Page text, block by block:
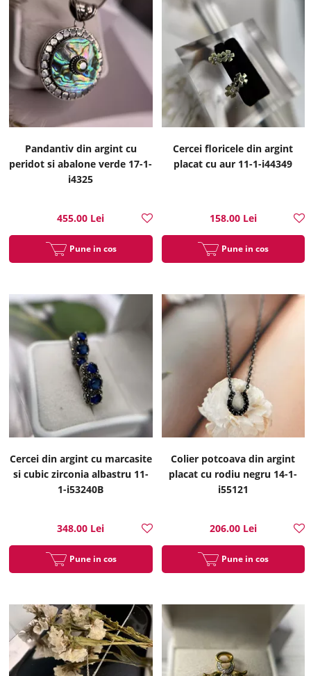
Pandantiv din argint cu
peridot si abalone verde 17-1-
i4325
455.00 Lei
Pune in cos
Cercei floricele din argint
placat cu aur 11-1-i44349
158.00 Lei
Pune in cos
Cercei din argint cu marcasite
si cubic zirconia albastru 11-
1-i53240B
348.00 Lei
Pune in cos
Colier potcoava din argint
placat cu rodiu negru 14-1-
i55121
206.00 Lei
Pune in cos